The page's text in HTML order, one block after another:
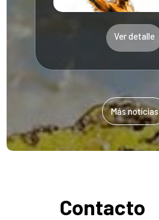
Ver detalle
Más noticias
Contacto